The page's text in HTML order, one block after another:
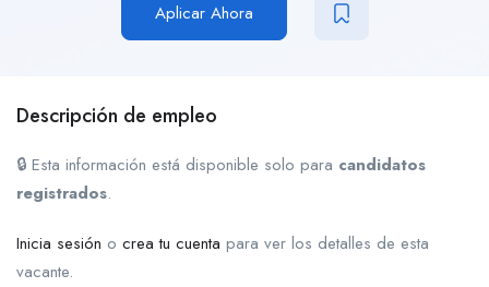
Aplicar Ahora
Descripción de empleo
🔒 Esta información está disponible solo para candidatos
registrados.
Inicia sesión o crea tu cuenta para ver los detalles de esta
vacante.